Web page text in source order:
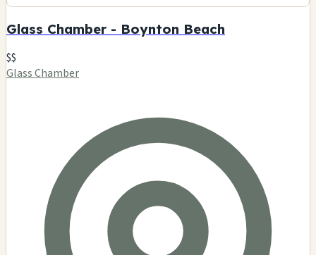
Glass Chamber - Boynton Beach
$$
Glass Chamber